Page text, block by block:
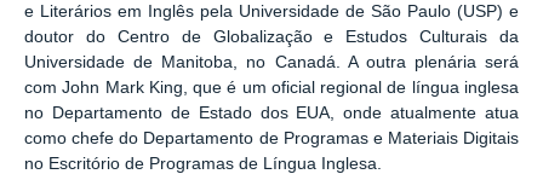
e Literários em Inglês pela Universidade de São Paulo (USP) e
doutor do Centro de Globalização e Estudos Culturais da
Universidade de Manitoba, no Canadá. A outra plenária será
com John Mark King, que é um oficial regional de língua inglesa
no Departamento de Estado dos EUA, onde atualmente atua
como chefe do Departamento de Programas e Materiais Digitais
no Escritório de Programas de Língua Inglesa.